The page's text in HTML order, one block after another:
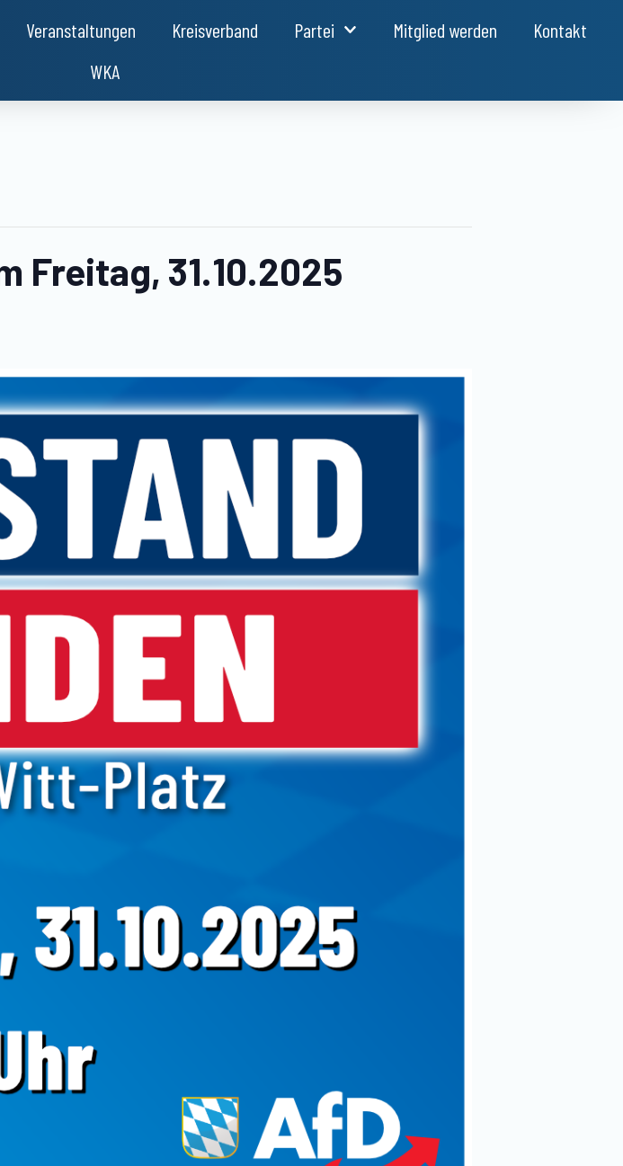
Veranstaltungen Kreisverband Partei Mitglied werden
Kontakt
WKA
Freitag, 31.10.2025